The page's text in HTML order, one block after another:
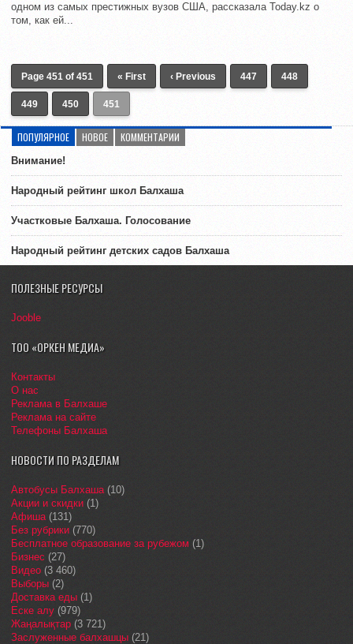
одном из самых престижных вузов США, рассказала Today.kz о
том, как ей...
Page 451 of 451 « First ‹ Previous 447 448
449 450 451
ПОПУЛЯРНОЕ НОВОЕ КОММЕНТАРИИ
Внимание!
Народный рейтинг школ Балхаша
Участковые Балхаша. Голосование
Народный рейтинг детских садов Балхаша
ПОЛЕЗНЫЕ РЕСУРСЫ
Jooble
ТОО «ОРКЕН МЕДИА»
Контакты
О нас
Реклама в Балхаше
Реклама на сайте
Телефоны Балхаша
НОВОСТИ ПО РАЗДЕЛАМ
Автобусы Балхаша(10)
Акции и скидки (1)
Афиша(131)
Без рубрики (770)
Бесплатное образование за рубежом (1)
Бизнес (27)
Видео (3 460)
Выборы (2)
Доставка еды (1)
Еске алу (979)
Жаңалықтар (3 721)
Заслуженные балхашцы (21)